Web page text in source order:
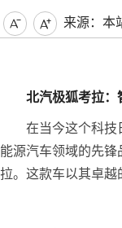
  来源：本
北汽极狐考拉：
在当今这个科技
能源汽车领域的先
拉。这款车以其卓越